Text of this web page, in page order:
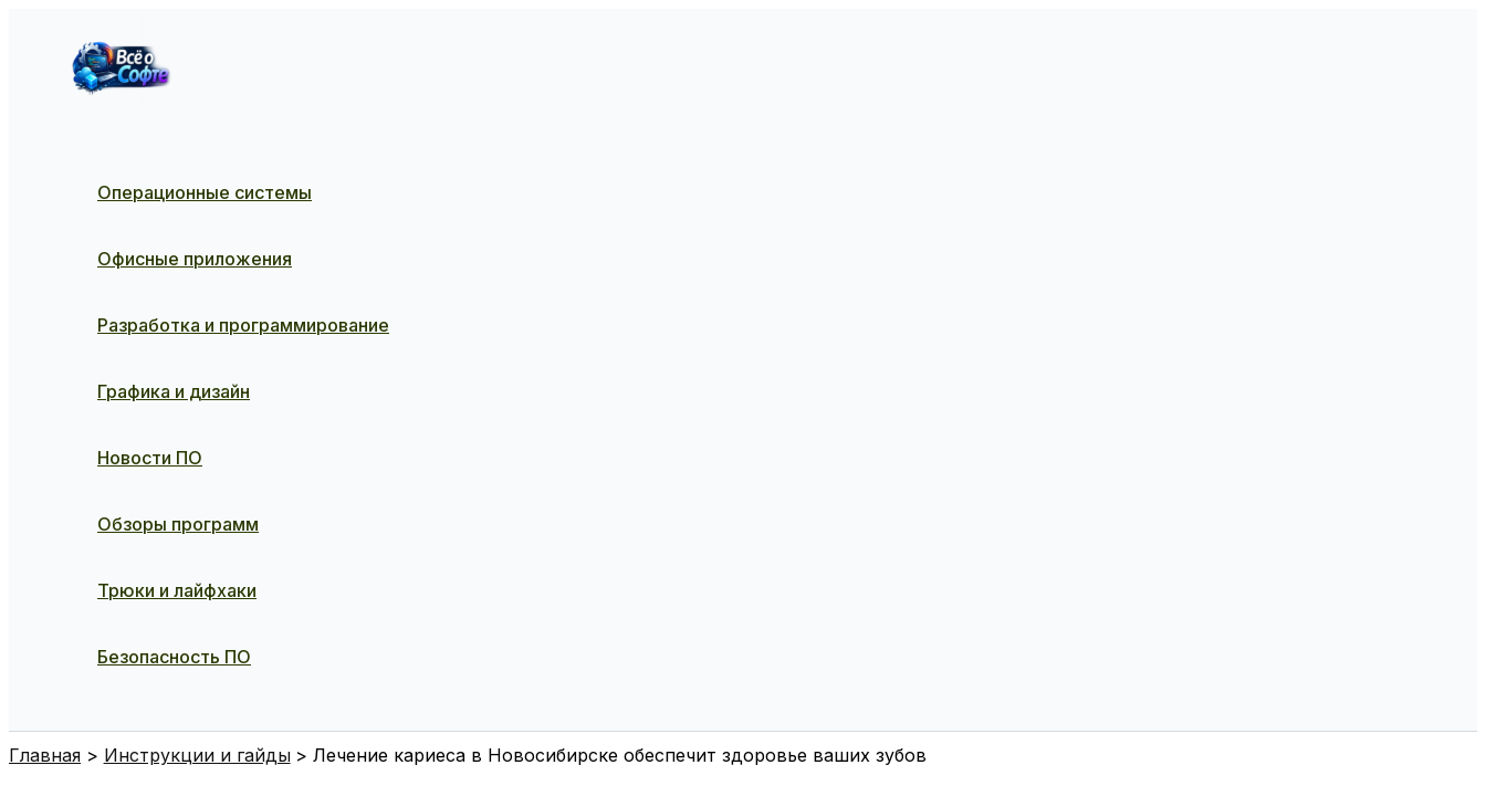
содержимому
Операционные системы
Офисные приложения
Разработка и программирование
Графика и дизайн
Новости ПО
Обзоры программ
Трюки и лайфхаки
Безопасность ПО
Главная Инструкции и гайды Лечение кариеса в Новосибирске обеспечит здоровье ваших зубов